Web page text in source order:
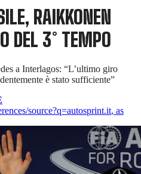
RAIKKONEN
DEL 3° TEMPO
a Interlagos: “L’ultimo giro
è stato sufficiente”
source?q=autosprint.it, as